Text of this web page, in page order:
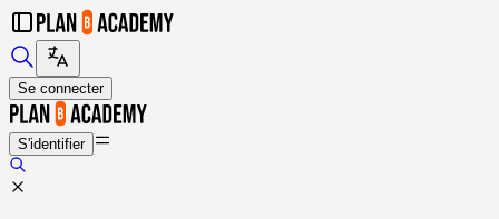
Se connecter
S'identifier